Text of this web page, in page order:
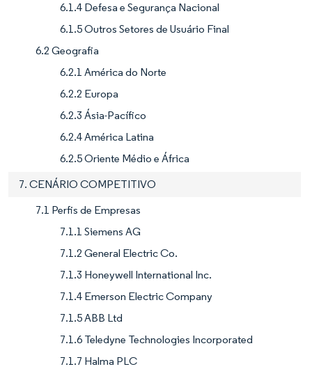
6.1.4 Defesa e Segurança Nacional
6.1.5 Outros Setores de Usuário Final
6.2 Geografia
6.2.1 América do Norte
6.2.2 Europa
6.2.3 Ásia-Pacífico
6.2.4 América Latina
6.2.5 Oriente Médio e África
7. CENÁRIO COMPETITIVO
7.1 Perfis de Empresas
7.1.1 Siemens AG
7.1.2 General Electric Co.
7.1.3 Honeywell International Inc.
7.1.4 Emerson Electric Company
7.1.5 ABB Ltd
7.1.6 Teledyne Technologies Incorporated
7.1.7 Halma PLC